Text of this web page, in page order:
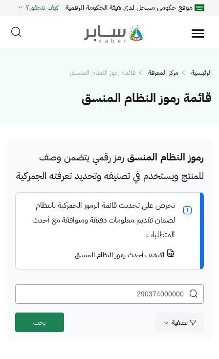
موقع حكومي مسجل لدى هيئة الحكومة الرقمية كيف تتحقق؟
الرئيسية مركز المعرفة قائمة رموز النظام المنسق
قائمة رموز النظام المنسق
رموز النظام المنسق رمز رقمي يتضمن وصف
للمنتج ويستخدم في تصنيفه وتحديد تعرفته الجمركية
نحرص على تحديث قائمة الرموز الجمركية بانتظام
لضمان تقديم معلومات دقيقة ومتوافقة مع أحدث
المتطلبات
اكتشف أحدث رموز النظام المنسق
تصفية